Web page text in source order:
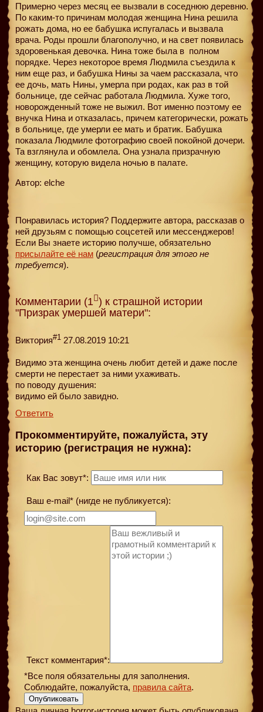
Примерно через месяц ее вызвали в соседнюю деревню.
По каким-то причинам молодая женщина Нина решила
рожать дома, но ее бабушка испугалась и вызвала
врача. Роды прошли благополучно, и на свет появилась
здоровенькая девочка. Нина тоже была в полном
порядке. Через некоторое время Людмила съездила к
ним еще раз, и бабушка Нины за чаем рассказала, что
ее дочь, мать Нины, умерла при родах, как раз в той
больнице, где сейчас работала Людмила. Хуже того,
новорожденный тоже не выжил. Вот именно поэтому ее
внучка Нина и отказалась, причем категорически, рожать
в больнице, где умерли ее мать и братик. Бабушка
показала Людмиле фотографию своей покойной дочери.
Та взглянула и обомлела. Она узнала призрачную
женщину, которую видела ночью в палате.
Автор: elche
Понравилась история? Поддержите автора, рассказав о
ней друзьям с помощью соцсетей или мессенджеров!
Если Вы знаете историю получше, обязательно
присылайте её нам (регистрация для этого не
требуется).
Комментарии (1 ) к страшной истории
"Призрак умершей матери":
Виктория#1 27.08.2019 10:21
Видимо эта женщина очень любит детей и даже после
смерти не перестает за ними ухаживать.
по поводу душения:
видимо ей было завидно.
Ответить
Прокомментируйте, пожалуйста, эту
историю (регистрация не нужна):
Как Вас зовут*:
Ваш e-mail* (нигде не публикуется):
Текст комментария*:
*Все поля обязательны для заполнения.
Соблюдайте, пожалуйста, правила сайта.
Опубликовать